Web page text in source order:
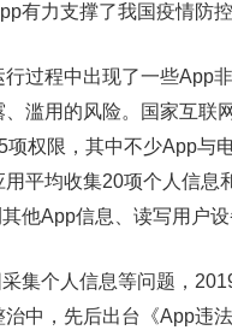
有力支撑了我国疫情防
过程中出现了一些App
滥用的风险。国家互联
项权限，其中不少App与
平均收集20项个人信息
他App信息、读写用户设
集个人信息等问题，
中，先后出台《App违